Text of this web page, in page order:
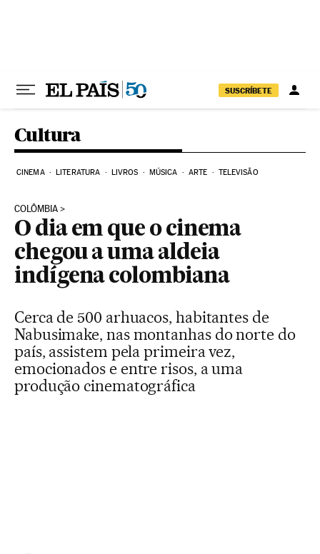
SUSCRÍBETE
Cultura
CINEMA LITERATURA LIVROS MÚSICA ARTE TELEVISÃO
COLÔMBIA
O dia em que o cinema
chegou a uma aldeia
indígena colombiana
Cerca de 500 arhuacos, habitantes de
Nabusimake, nas montanhas do norte do
país, assistem pela primeira vez,
emocionados e entre risos, a uma
produção cinematográfica